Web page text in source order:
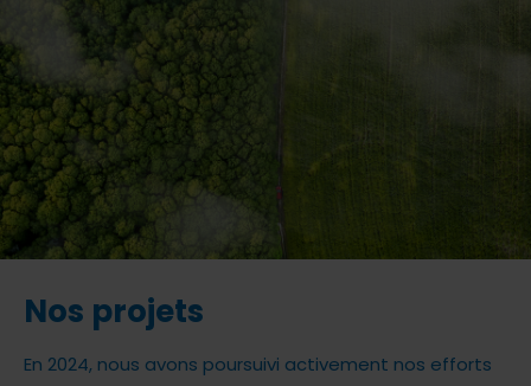
Nos projets
En 2024, nous avons poursuivi activement nos efforts